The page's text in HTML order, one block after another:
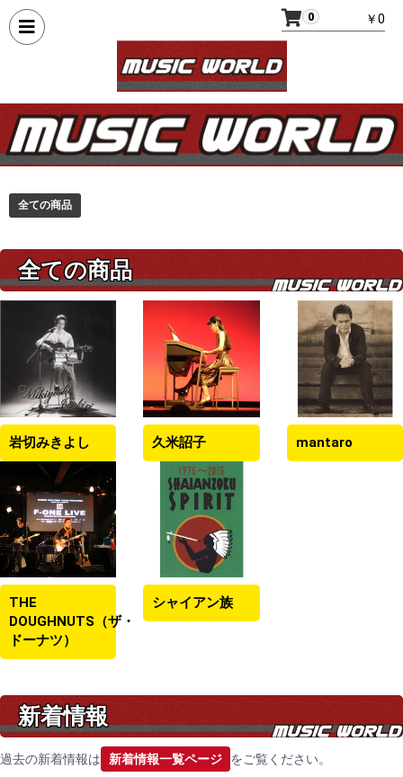
0 ￥0
全ての商品
全ての商品
岩切みきよし 久米詔子 mantaro
THE
DOUGHNUTS（ザ・
ドーナツ）
シャイアン族
新着情報
過去の新着情報は 新着情報一覧ページ をご覧ください。